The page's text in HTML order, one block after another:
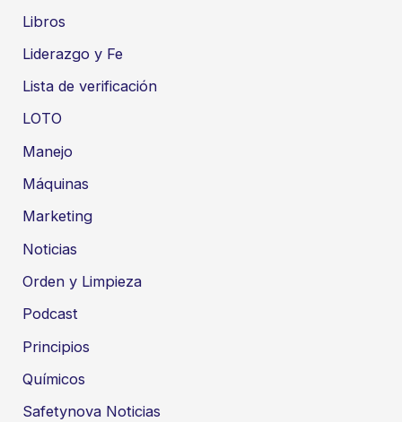
Libros
Liderazgo y Fe
Lista de verificación
LOTO
Manejo
Máquinas
Marketing
Noticias
Orden y Limpieza
Podcast
Principios
Químicos
Safetynova Noticias